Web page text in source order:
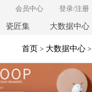
会员中心 登录/注册
瓷匠集 大数据中心
首页 > 大数据中心 >